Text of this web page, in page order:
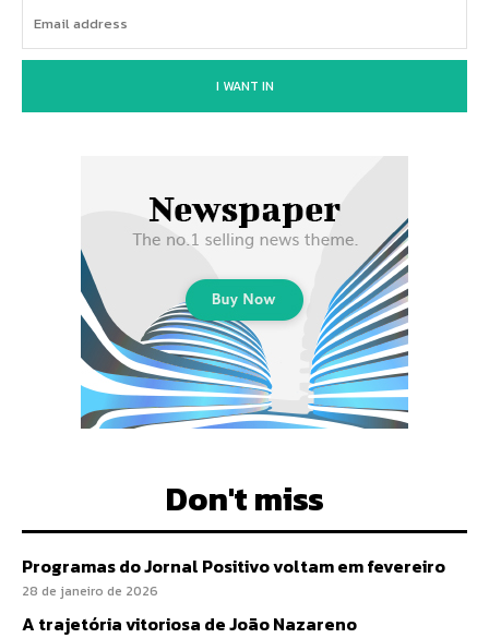
I WANT IN
Don't miss
Programas do Jornal Positivo voltam em fevereiro
28 de janeiro de 2026
A trajetória vitoriosa de João Nazareno